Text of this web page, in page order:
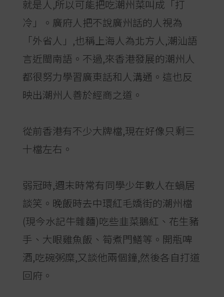
就是人,所以可能把吃潮州菜叫成「打
冷」。廣府人把不說廣州話的人視為
「外省人」,也稱上海人為北方人,潮汕語
言近閩南語。不過,來香港發展的潮州人
都很努力學習廣東話和人溝通。這也反
映出潮州人善於經商之道。
從前香港有不少大牌檔,現在好像只剩三
十檔左右。
弱冠時,週末時常有同學少年數人在蝸居
談笑。晚飯時去中環紅毛嬌街的潮州檔
(現今水記牛雜麵)吃些韭菜鵝紅、花生豬
手、大眼雞魚飯、筍煮門鱔等。開瓶啤
酒,吃碗粥糜,又談他兩個鐘,然後各自打道
回府。